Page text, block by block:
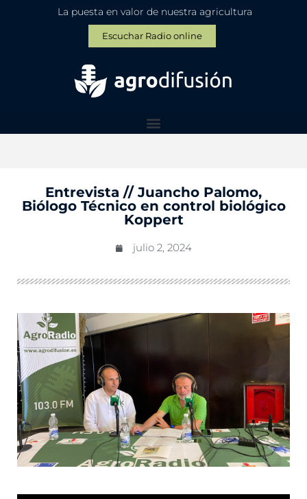
La puesta en valor de nuestra agricultura
Escuchar Radio online
Entrevista // Juancho Palomo,
Biólogo Técnico en control biológico
Koppert
julio 2, 2024